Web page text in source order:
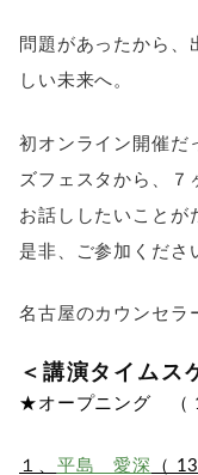
問題があったから、
しい未来へ。
初オンライン開催だ
ズフェスタから、７
お話ししたいことが
是非、ご参加くださ
名古屋のカウンセラ
＜講演タイムス
★オープニング （
１、 平島 愛深 （